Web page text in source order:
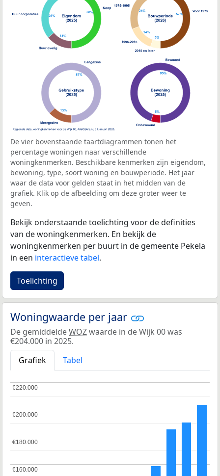
De vier bovenstaande taartdiagrammen tonen het
percentage woningen naar verschillende
woningkenmerken. Beschikbare kenmerken zijn eigendom,
bewoning, type, soort woning en bouwperiode. Het jaar
waar de data voor gelden staat in het midden van de
grafiek. Klik op de afbeelding om deze groter weer te
geven.
Bekijk onderstaande toelichting voor de definities
van de woningkenmerken. En bekijk de
woningkenmerken per buurt in de gemeente Pekela
in een interactieve tabel.
Toelichting
Woningwaarde per jaar
De gemiddeldeWOZwaarde in de Wijk 00 was
€204.000 in 2025.
Grafiek
Tabel
€160.000
€160.000
€180.000
€180.000
€200.000
€200.000
€220.000
€220.000